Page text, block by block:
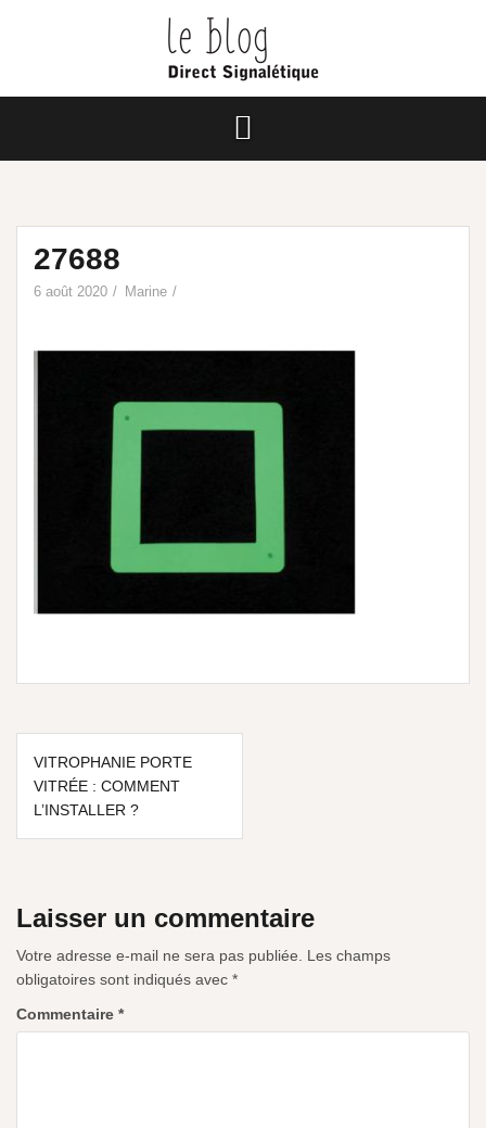
27688
6 août 2020 Marine
VITROPHANIE PORTE
VITRÉE : COMMENT
L’INSTALLER ?
Laisser un commentaire
Votre adresse e-mail ne sera pas publiée.
Les champs
obligatoires sont indiqués avec *
Commentaire *